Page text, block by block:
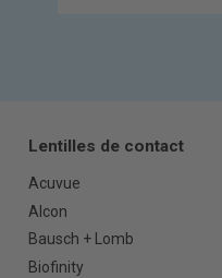
Lentilles de contact
Acuvue
Alcon
Bausch + Lomb
Biofinity